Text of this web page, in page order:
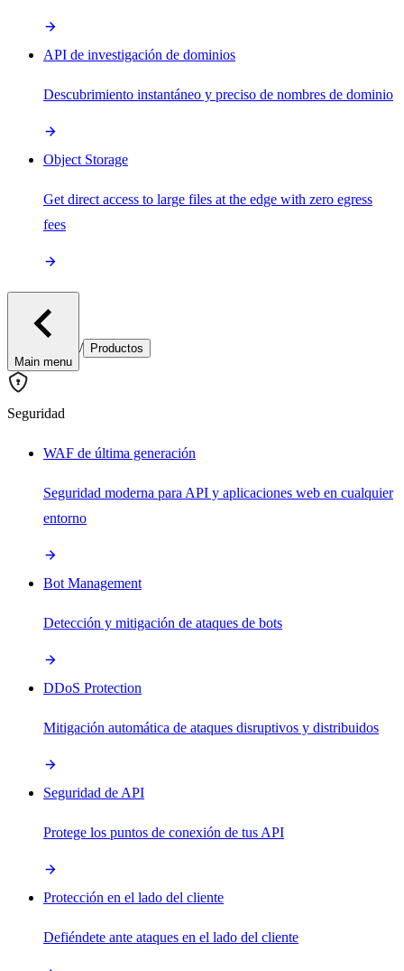
API de investigación de dominios
Descubrimiento instantáneo y preciso de nombres de dominio
Object Storage
Get direct access to large files at the edge with zero egress
fees
Main menu
/ Productos
Seguridad
WAF de última generación
Seguridad moderna para API y aplicaciones web en cualquier
entorno
Bot Management
Detección y mitigación de ataques de bots
DDoS Protection
Mitigación automática de ataques disruptivos y distribuidos
Seguridad de API
Protege los puntos de conexión de tus API
Protección en el lado del cliente
Defiéndete ante ataques en el lado del cliente